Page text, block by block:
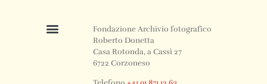
Fondazione Archivio fotografico
Roberto Donetta
Casa Rotonda, a Cassì 27
6722 Corzoneso